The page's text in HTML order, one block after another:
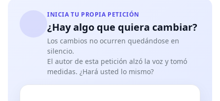
INICIA TU PROPIA PETICIÓN
¿Hay algo que quiera cambiar?
Los cambios no ocurren quedándose en
silencio.
El autor de esta petición alzó la voz y tomó
medidas. ¿Hará usted lo mismo?